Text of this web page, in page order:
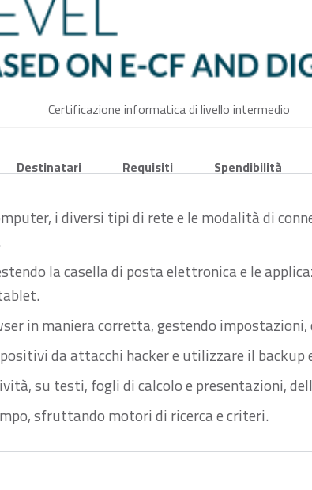
Certificazione informatica di livello intermedio
Destinatari Requisiti Spendibilità
i diversi tipi di rete e le modalità di
la casella di posta elettronica e le
in maniera corretta, gestendo
da attacchi hacker e utilizzare il backup
su testi, fogli di calcolo e presentazioni,
sfruttando motori di ricerca e criteri.